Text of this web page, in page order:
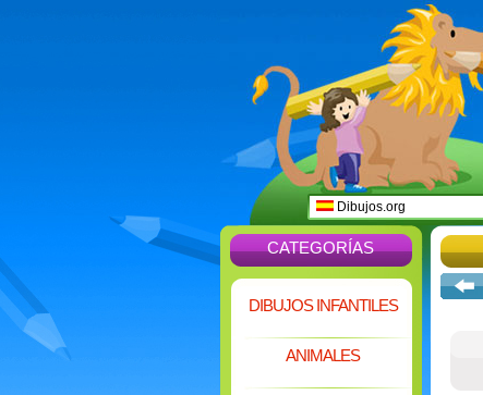
Dibujos.org
CATEGORÍAS
DIBUJOS INFANTILES
ANIMALES